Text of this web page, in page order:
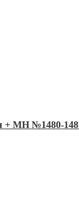
+ MH №1480-